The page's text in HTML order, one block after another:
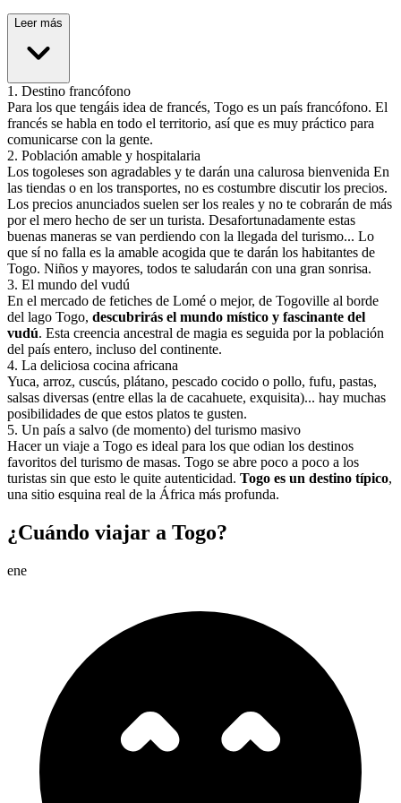
Leer más
1 . Destino francófono
Para los que tengáis idea de francés, Togo es un país francófono. El
francés se habla en todo el territorio, así que es muy práctico para
comunicarse con la gente.
2. Población amable y hospitalaria
Los togoleses son agradables y te darán una calurosa bienvenida En
las tiendas o en los transportes, no es costumbre discutir los precios.
Los precios anunciados suelen ser los reales y no te cobrarán de más
por el mero hecho de ser un turista. Desafortunadamente estas
buenas maneras se van perdiendo con la llegada del turismo... Lo
que sí no falla es la amable acogida que te darán los habitantes de
Togo. Niños y mayores, todos te saludarán con una gran sonrisa.
3. El mundo del vudú
En el mercado de fetiches de Lomé o mejor, de Togoville al borde
del lago Togo, descubrirás el mundo místico y fascinante del
vudú. Esta creencia ancestral de magia es seguida por la población
del país entero, incluso del continente.
4. La deliciosa cocina africana
Yuca, arroz, cuscús, plátano, pescado cocido o pollo, fufu, pastas,
salsas diversas (entre ellas la de cacahuete, exquisita)... hay muchas
posibilidades de que estos platos te gusten.
5. Un país a salvo (de momento) del turismo masivo
Hacer un viaje a Togo es ideal para los que odian los destinos
favoritos del turismo de masas. Togo se abre poco a poco a los
turistas sin que esto le quite autenticidad. Togo es un destino típico,
una sitio esquina real de la África más profunda.
¿Cuándo viajar a Togo?
ene